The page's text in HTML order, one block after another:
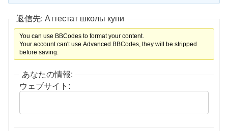
返信先: Аттестат школы купи
You can use BBCodes to format your content.
Your account can't use Advanced BBCodes, they will be stripped
before saving.
あなたの情報:
ウェブサイト: